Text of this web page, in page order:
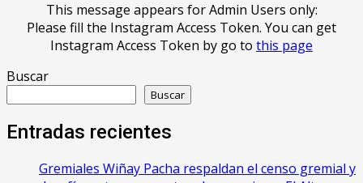
This message appears for Admin Users only:
Please fill the Instagram Access Token. You can get
Instagram Access Token by go to this page
Buscar
Buscar
Entradas recientes
Gremiales Wiñay Pacha respaldan el censo gremial y